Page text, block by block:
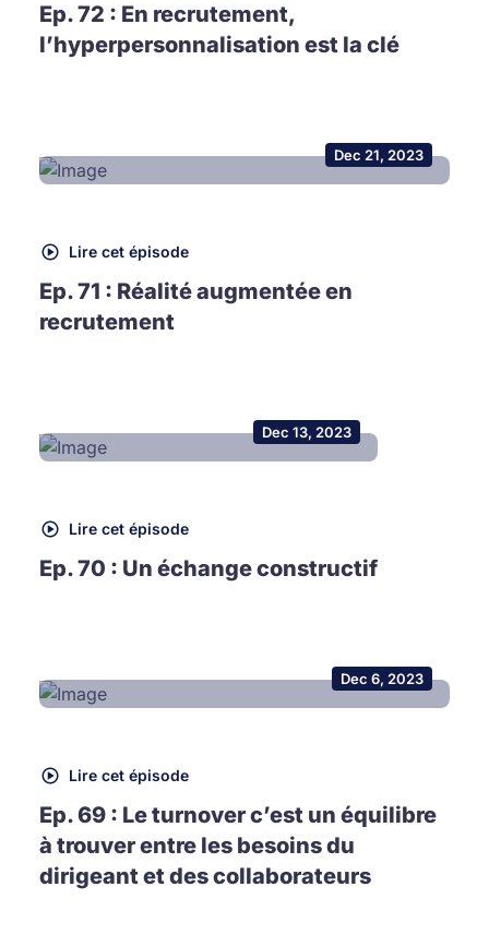
Ep. 72 : En recrutement,
l’hyperpersonnalisation est la clé
Dec 21, 2023
Lire cet épisode
Ep. 71 : Réalité augmentée en
recrutement
Dec 13, 2023
Lire cet épisode
Ep. 70 : Un échange constructif
Dec 6, 2023
Lire cet épisode
Ep. 69 : Le turnover c’est un équilibre
à trouver entre les besoins du
dirigeant et des collaborateurs